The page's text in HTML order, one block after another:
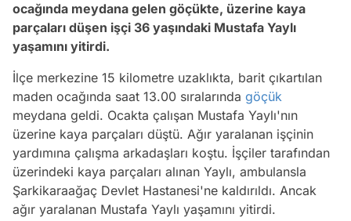
ocağında meydana gelen göçükte, üzerine kaya
parçaları düşen işçi 36 yaşındaki Mustafa Yaylı
yaşamını yitirdi.
İlçe merkezine 15 kilometre uzaklıkta, barit çıkartılan
maden ocağında saat 13.00 sıralarında göçük
meydana geldi. Ocakta çalışan Mustafa Yaylı'nın
üzerine kaya parçaları düştü. Ağır yaralanan işçinin
yardımına çalışma arkadaşları koştu. İşçiler tarafından
üzerindeki kaya parçaları alınan Yaylı, ambulansla
Şarkikaraağaç Devlet Hastanesi'ne kaldırıldı. Ancak
ağır yaralanan Mustafa Yaylı yaşamını yitirdi.